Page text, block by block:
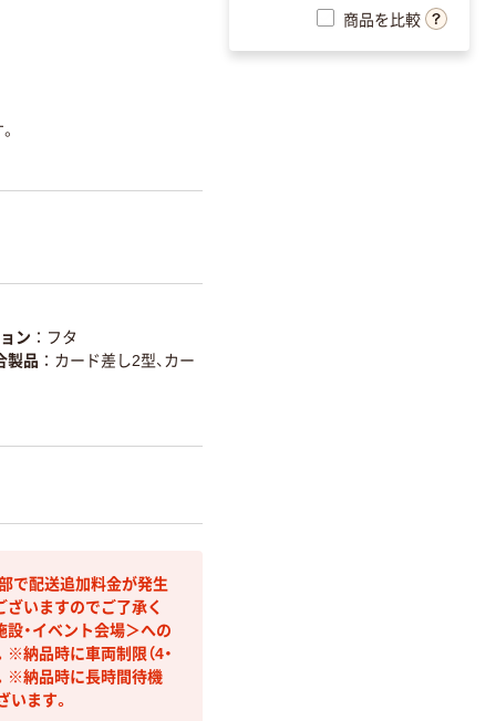
ン
フタ
製品
カード差し2型、カー
で配送追加料金が発生
いますのでご了承く
・イベント会場＞への
納品時に車両制限（4・
※納品時に長時間待機
います。
商品を比較